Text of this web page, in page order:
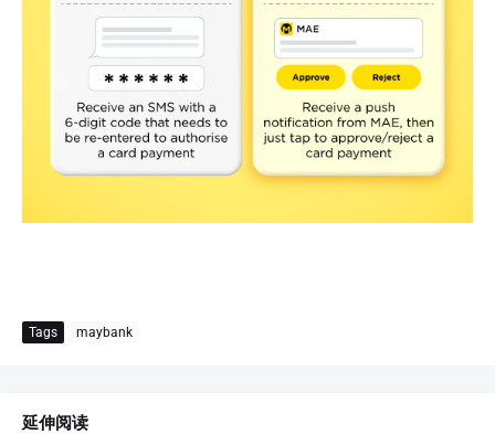
Tags maybank
延伸阅读